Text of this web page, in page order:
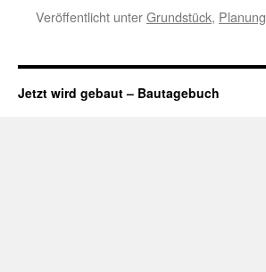
Veröffentlicht unterGrundstück, Planung
Jetzt wird gebaut – Bautagebuch